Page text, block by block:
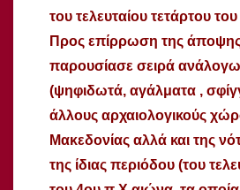
του τελευταίου τετάρτου
Προς επίρρωση της
παρουσίασε σειρά
(ψηφιδωτά, αγάλματα ,
άλλους αρχαιολογικούς
Μακεδονίας αλλά και της
της ίδιας περιόδου (του